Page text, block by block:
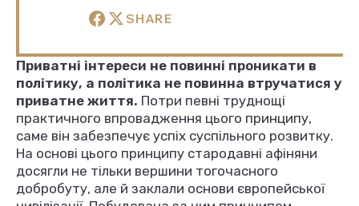
SHARE
Приватні інтереси не повинні проникати в
політику, а політика не повинна втручатися у
приватне життя. Потри певні труднощі
практичного впровадження цього принципу,
саме він забезпечує успіх суспільного розвитку.
На основі цього принципу стародавні афіняни
досягли не тільки вершини тогочасного
добробуту, але й заклали основи європейської